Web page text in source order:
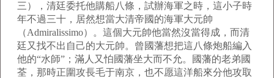
三），清廷委托他購船八條，試辦海軍之時，這小子時
年不過三十，居然想當大清帝國的海軍大元帥
（Admiralissimo）。這個大元帥他當然沒當得成，而清
廷又找不出自己的大元帥。曾國藩想把這八條炮船編入
他的“水師”；滿人又怕國藩坐大而不允。國藩的老弟國
荃，那時正圍攻長毛于南京，也不愿這洋船來分他攻取